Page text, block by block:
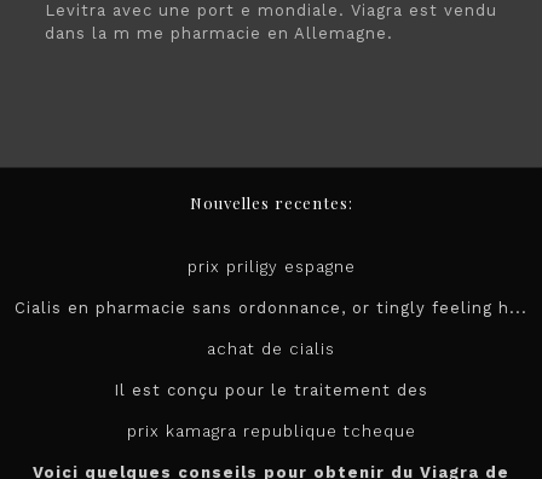
Levitra avec une port e mondiale. Viagra est vendu
dans la m me pharmacie en Allemagne.
Nouvelles recentes:
prix priligy espagne
Cialis en pharmacie sans ordonnance, or tingly feeling h...
achat de cialis
Il est conçu pour le traitement des
prix kamagra republique tcheque
Voici quelques conseils pour obtenir du Viagra de